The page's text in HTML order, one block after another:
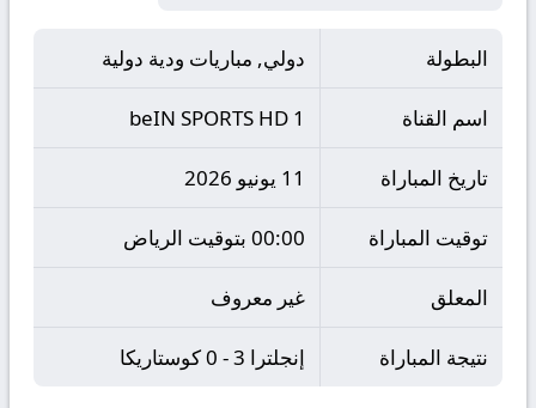
البطولة دولي, مباريات ودية دولية
اسم القناة beIN SPORTS HD 1
تاريخ المباراة 11 يونيو 2026
توقيت المباراة 00:00 بتوقيت الرياض
المعلق غير معروف
نتيجة المباراة إنجلترا 3 - 0 كوستاريكا